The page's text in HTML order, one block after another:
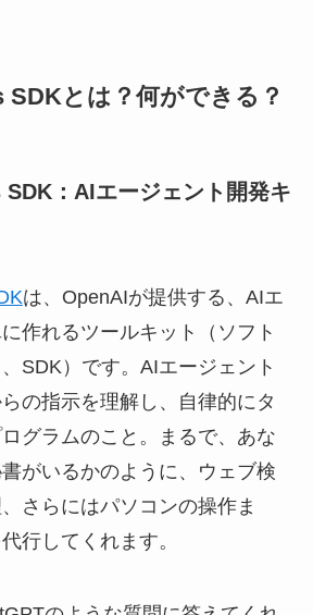
SDKとは？何ができる？
：AIエージェント開発キ
は、OpenAIが提供する、AIエ
作れるツールキット（ソフト
SDK）です。AIエージェント
の指示を理解し、自律的にタ
グラムのこと。まるで、あな
がいるかのように、ウェブ検
さらにはパソコンの操作ま
行してくれます。